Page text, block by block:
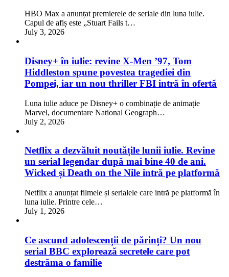
HBO Max a anunțat premierele de seriale din luna iulie.
Capul de afiș este „Stuart Fails t…
July 3, 2026
Disney+ în iulie: revine X-Men ’97, Tom
Hiddleston spune povestea tragediei din
Pompei, iar un nou thriller FBI intră în ofertă
Luna iulie aduce pe Disney+ o combinație de animație
Marvel, documentare National Geograph…
July 2, 2026
Netflix a dezvăluit noutățile lunii iulie. Revine
un serial legendar după mai bine 40 de ani.
Wicked și Death on the Nile intră pe platformă
Netflix a anunțat filmele și serialele care intră pe platformă în
luna iulie. Printre cele…
July 1, 2026
Ce ascund adolescenții de părinți? Un nou
serial BBC explorează secretele care pot
destrăma o familie